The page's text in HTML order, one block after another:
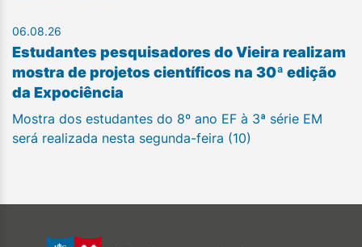
06.08.26
Estudantes pesquisadores do Vieira realizam
mostra de projetos científicos na 30ª edição
da Expociência
Mostra dos estudantes do 8º ano EF à 3ª série EM
será realizada nesta segunda-feira (10)